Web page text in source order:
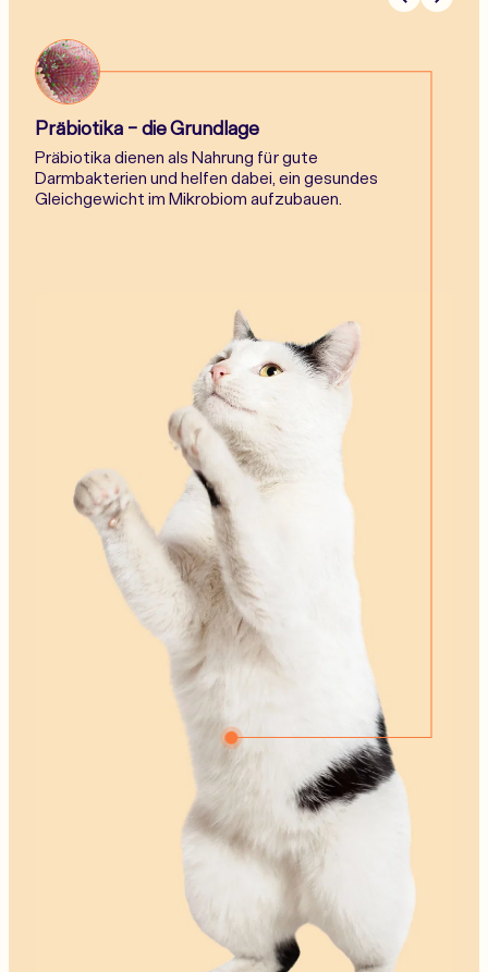
Präbiotika - die Grundlage
Präbiotika dienen als Nahrung für gute
Darmbakterien und helfen dabei, ein gesundes
Gleichgewicht im Mikrobiom aufzubauen.